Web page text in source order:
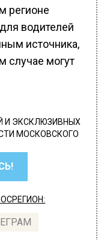
регионе
водителей
источника,
случае могут
И ЭКСКЛЮЗИВНЫХ
МОСКОВСКОГО